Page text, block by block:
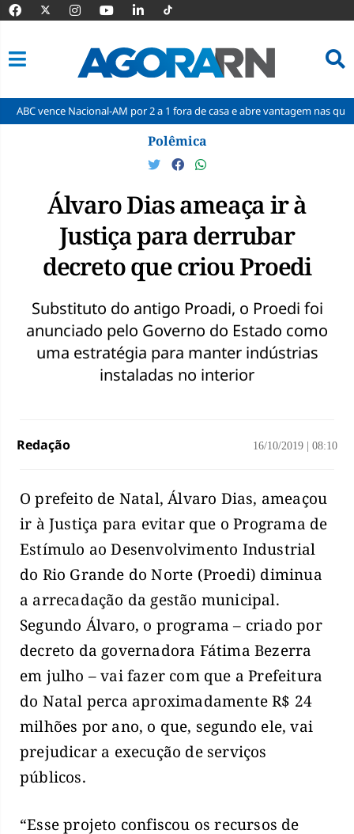
Nacional-AM por 2 a 1 fora de casa e abre vantagem nas quartas
Polêmica
Álvaro Dias ameaça ir à
Justiça para derrubar
decreto que criou Proedi
Substituto do antigo Proadi, o Proedi foi
anunciado pelo Governo do Estado como
uma estratégia para manter indústrias
instaladas no interior
Redação 16/10/2019 08:10
O prefeito de Natal, Álvaro Dias, ameaçou
ir à Justiça para evitar que o Programa de
Estímulo ao Desenvolvimento Industrial
do Rio Grande do Norte (Proedi) diminua
a arrecadação da gestão municipal.
Segundo Álvaro, o programa – criado por
decreto da governadora Fátima Bezerra
em julho – vai fazer com que a Prefeitura
do Natal perca aproximadamente R$ 24
milhões por ano, o que, segundo ele, vai
prejudicar a execução de serviços
públicos.
“Esse projeto confiscou os recursos de